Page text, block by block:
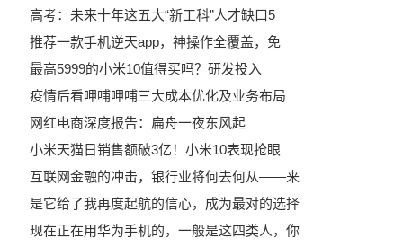
高考：未来十年这五大“新工科”人才缺口5
推荐一款手机逆天app，神操作全覆盖，免
最高5999的小米10值得买吗？研发投入
疫情后看呷哺呷哺三大成本优化及业务布局
网红电商深度报告：扁舟一夜东风起
小米天猫日销售额破3亿！小米10表现抢眼
互联网金融的冲击，银行业将何去何从——来
是它给了我再度起航的信心，成为最对的选择
现在正在用华为手机的，一般是这四类人，你